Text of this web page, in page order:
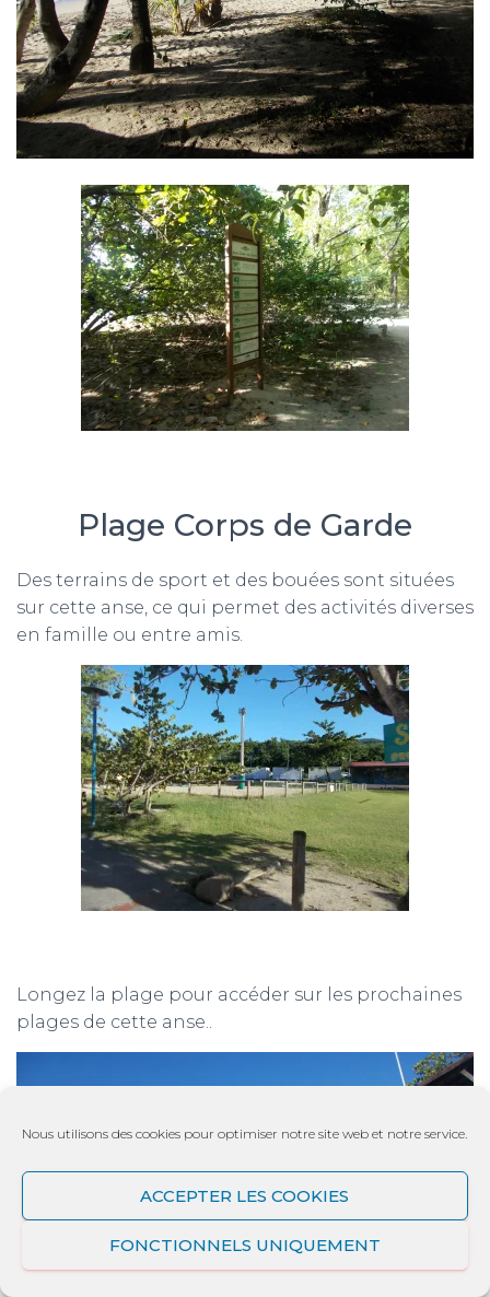
Nous utilisons des cookies pour optimiser notre site web et notre service.
ACCEPTER LES COOKIES
FONCTIONNELS UNIQUEMENT
Plage Corps de Garde
Des terrains de sport et des bouées sont situées
sur cette anse, ce qui permet des activités diverses
en famille ou entre amis.
Longez la plage pour accéder sur les prochaines
plages de cette anse..